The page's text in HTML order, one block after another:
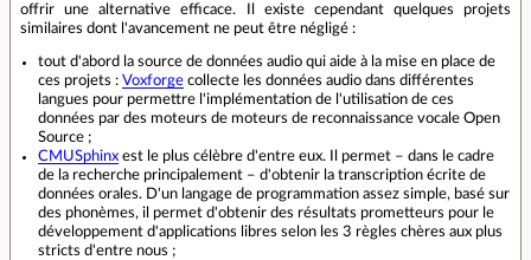
offrir une alternative efficace. Il existe cependant quelques projets
similaires dont l'avancement ne peut être négligé :
tout d'abord la source de données audio qui aide à la mise en place de
ces projets : Voxforge collecte les données audio dans différentes
langues pour permettre l'implémentation de l'utilisation de ces
données par des moteurs de moteurs de reconnaissance vocale Open
Source ;
CMUSphinx est le plus célèbre d'entre eux. Il permet – dans le cadre
de la recherche principalement – d'obtenir la transcription écrite de
données orales. D'un langage de programmation assez simple, basé sur
des phonèmes, il permet d'obtenir des résultats prometteurs pour le
développement d'applications libres selon les 3 règles chères aux plus
stricts d'entre nous ;